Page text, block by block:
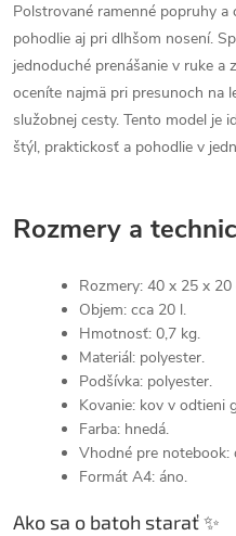
Polstrované ramenné popruhy
pohodlie aj pri dlhšom nosení.
jednoduché prenášanie v ruke a
oceníte najmä pri presunoch na
služobnej cesty. Tento model je
štýl, praktickosť a pohodlie v
Rozmery a
Rozmery: 40 x 25 x 20
Objem: cca 20 l.
Hmotnosť: 0,7 kg.
Materiál: polyester.
Podšívka: polyester.
Kovanie: kov v odtieni
Farba: hnedá.
Vhodné pre notebook:
Formát A4: áno.
Ako sa o batoh starať ✨